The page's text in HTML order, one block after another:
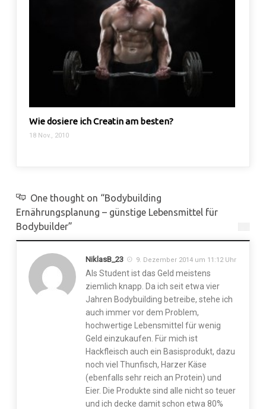
Wie dosiere ich Creatin am besten?
18 Nov., 2010
One thought on “Bodybuilding
Ernährungsplanung – günstige Lebensmittel für
Bodybuilder”
NiklasB_23 9. Dezember 2014 um 11:12 Uhr
Als Student ist das Geld meistens
ziemlich knapp. Da ich seit etwa vier
Jahren Bodybuilding betreibe, stehe ich
auch immer vor dem Problem,
hochwertige Lebensmittel für wenig
Geld einzukaufen. Für mich ist
Hackfleisch auch ein Basisprodukt, dazu
noch viel Thunfisch, Harzer Käse
(ebenfalls sehr reich an Protein) und
Eier. Die Produkte sind alle nicht so teuer
und ich decke damit schon etwa 80%